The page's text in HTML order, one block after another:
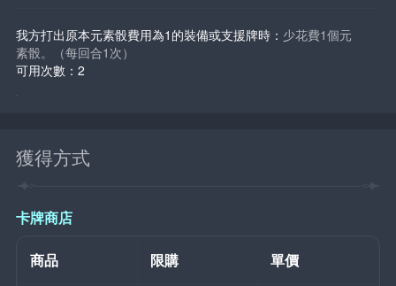
我方打出原本元素骰費用為1的裝備或支援牌時： 少花費1個元
素骰。（每回合1次）
可用次數：2
獲得方式
卡牌商店
商品 限購 單價